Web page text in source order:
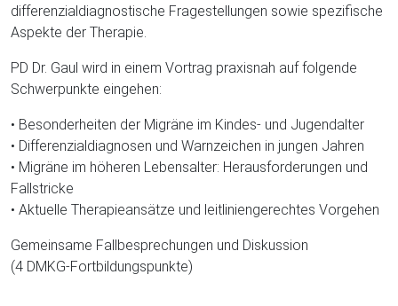
differenzialdiagnostische Fragestellungen sowie spezifische
Aspekte der Therapie.
PD Dr. Gaul wird in einem Vortrag praxisnah auf folgende
Schwerpunkte eingehen:
• Besonderheiten der Migräne im Kindes- und Jugendalter
• Differenzialdiagnosen und Warnzeichen in jungen Jahren
• Migräne im höheren Lebensalter: Herausforderungen und
Fallstricke
• Aktuelle Therapieansätze und leitliniengerechtes Vorgehen
Gemeinsame Fallbesprechungen und Diskussion
(4 DMKG-Fortbildungspunkte)